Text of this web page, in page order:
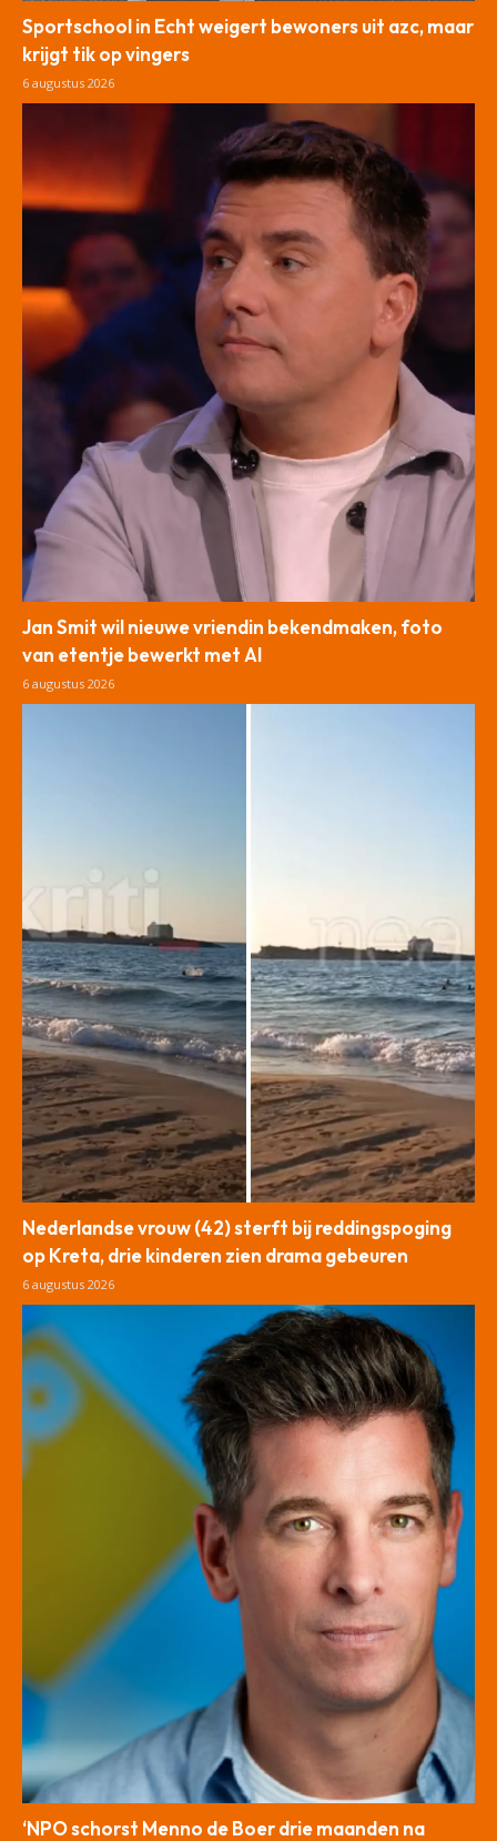
Sportschool in Echt weigert bewoners uit azc, maar
krijgt tik op vingers
6 augustus 2026
Jan Smit wil nieuwe vriendin bekendmaken, foto
van etentje bewerkt met AI
6 augustus 2026
Nederlandse vrouw (42) sterft bij reddingspoging
op Kreta, drie kinderen zien drama gebeuren
6 augustus 2026
‘NPO schorst Menno de Boer drie maanden na